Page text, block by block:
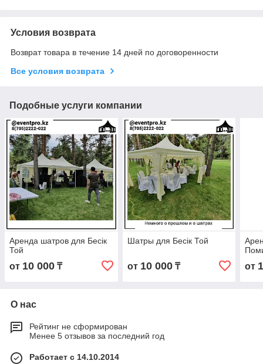
Условия возврата
Возврат товара в течение 14 дней по договоренности
Все условия возврата
Подобные услуги компании
Аренда шатров для Бесік
Той
от 10 000 ₸
Шатры для Бесік Той
от 10 000₸ от
О нас
Рейтинг не сформирован
Менее 5 отзывов за последний год
Работает с 14.10.2014